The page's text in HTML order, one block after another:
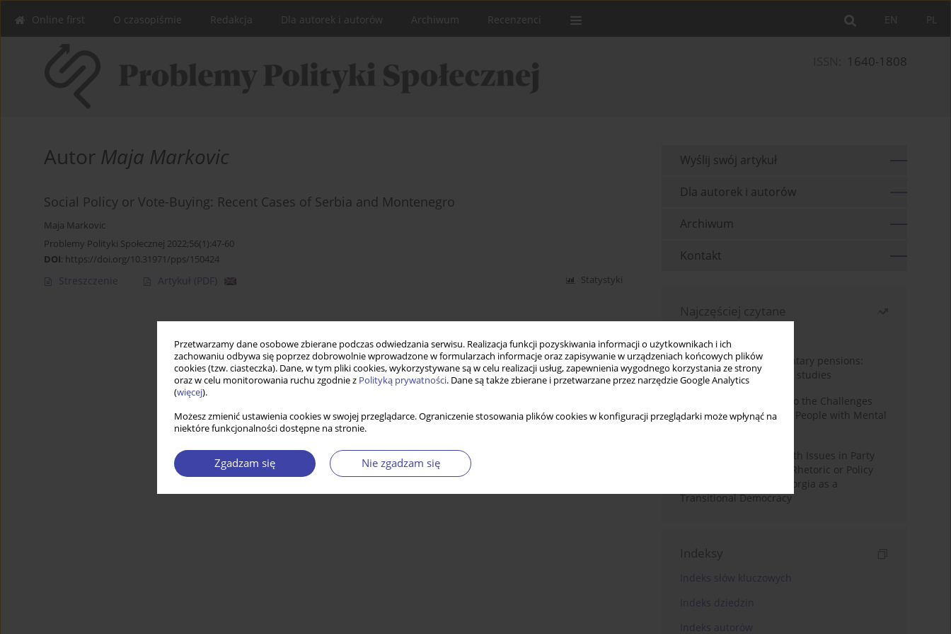
Przetwarzamy dane osobowe zbierane podczas odwiedzania serwisu. Realizacja funkcji pozyskiwania informacji o użytkownikach i ich
zachowaniu odbywa się poprzez dobrowolnie wprowadzone w formularzach informacje oraz zapisywanie w urządzeniach końcowych plików
cookies (tzw. ciasteczka). Dane, w tym pliki cookies, wykorzystywane są w celu realizacji usług, zapewnienia wygodnego korzystania ze strony
oraz w celu monitorowania ruchu zgodnie z Polityką prywatności. Dane są także zbierane i przetwarzane przez narzędzie Google Analytics
(więcej).
Możesz zmienić ustawienia cookies w swojej przeglądarce. Ograniczenie stosowania plików cookies w konfiguracji przeglądarki może wpłynąć na
niektóre funkcjonalności dostępne na stronie.
Zgadzam się Nie zgadzam się
PL
EN
Online first O czasopiśmie Redakcja Dla autorek i autorów Archiwum Recenzenci
1640-1808
Autor Maja Markovic
Social Policy or Vote-Buying: Recent Cases of Serbia and Montenegro
Maja Markovic
Problemy Polityki Społecznej 2022;56(1):47-60
DOI: https://doi.org/10.31971/pps/150424
Streszczenie Artykuł (PDF) Statystyki
Wyślij swój artykuł
Dla autorek i autorów
Archiwum
Kontakt
Najczęściej czytane
Auto-enrolment in voluntary pensions:
Comparative OECD case studies
Bibliometric Insights into the Challenges
and Needs of Homeless People with Mental
The Politicisation of Youth Issues in Party
Programmes: Symbolic Rhetoric or Policy
Priority? The Case of Georgia as a
Transitional Democracy
Indeksy
Indeks słów kluczowych
Indeks dziedzin
Indeks autorów